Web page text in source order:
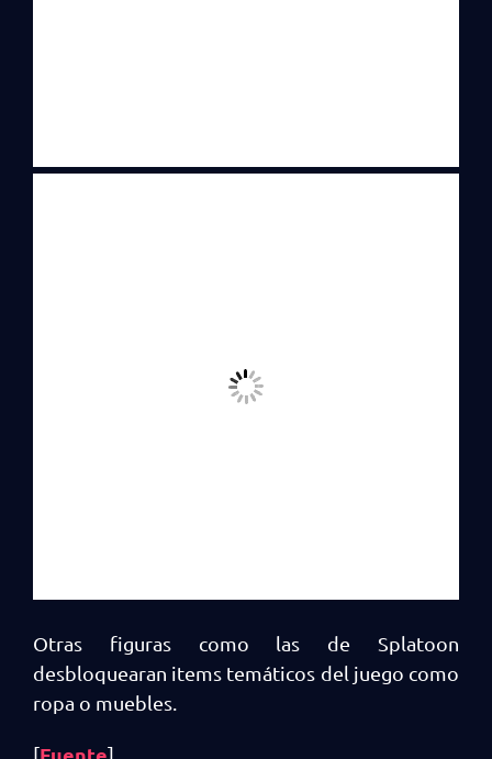
Otras figuras como las de Splatoon
desbloquearan items temáticos del juego como
ropa o muebles.
[ ]